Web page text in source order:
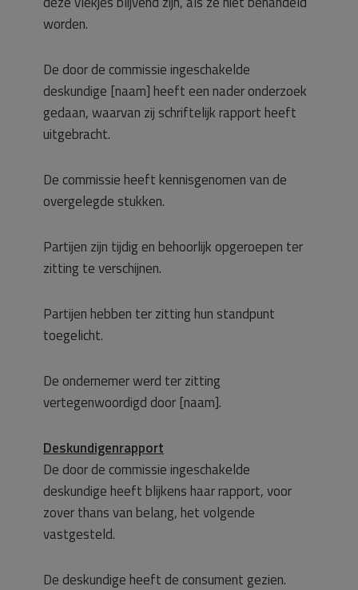
worden.
De door de commissie ingeschakelde
deskundige [naam] heeft een nader onderzoek
gedaan, waarvan zij schriftelijk rapport heeft
uitgebracht.
De commissie heeft kennisgenomen van de
overgelegde stukken.
Partijen zijn tijdig en behoorlijk opgeroepen ter
zitting te verschijnen.
Partijen hebben ter zitting hun standpunt
toegelicht.
De ondernemer werd ter zitting
vertegenwoordigd door [naam].
Deskundigenrapport
De door de commissie ingeschakelde
deskundige heeft blijkens haar rapport, voor
zover thans van belang, het volgende
vastgesteld.
De deskundige heeft de consument gezien.